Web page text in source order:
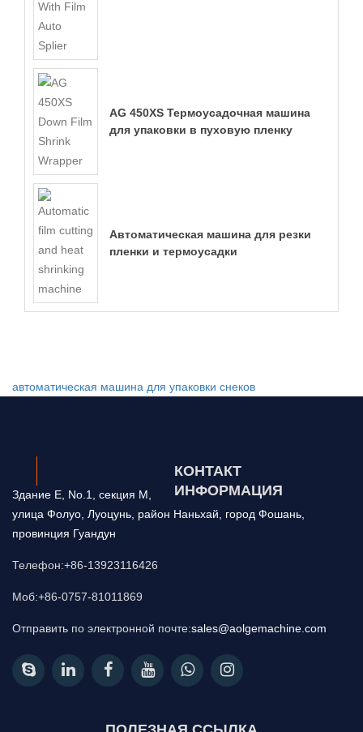
AG 450XS Термоусадочная машина
для упаковки в пуховую пленку
Автоматическая машина для резки
пленки и термоусадки
автоматическая машина для упаковки снеков
КОНТАКТ
ИНФОРМАЦИЯ
Здание E, No.1, секция M,
улица Фолуо, Луоцунь, район Наньхай, город Фошань,
провинция Гуандун
Телефон:+86-13923116426
Моб:+86-0757-81011869
Отправить по электронной почте:sales@aolgemachine.com